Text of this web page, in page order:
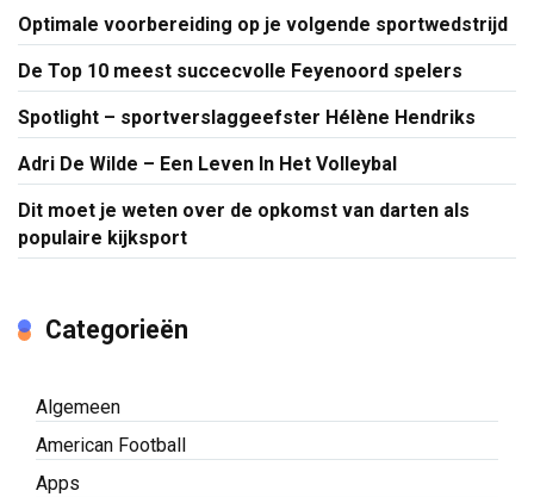
Optimale voorbereiding op je volgende sportwedstrijd
De Top 10 meest succecvolle Feyenoord spelers
Spotlight – sportverslaggeefster Hélène Hendriks
Adri De Wilde – Een Leven In Het Volleybal
Dit moet je weten over de opkomst van darten als
populaire kijksport
Categorieën
Algemeen
American Football
Apps